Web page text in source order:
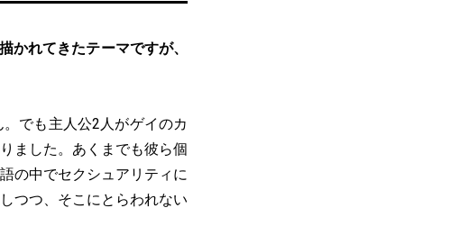
かれてきたテーマですが、
でも主人公2人がゲイのカ
ました。あくまでも彼ら個
の中でセクシュアリティに
つつ、そこにとらわれない